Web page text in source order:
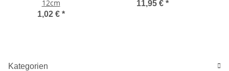
12cm
1,02 € *
11,95 € *
Kategorien